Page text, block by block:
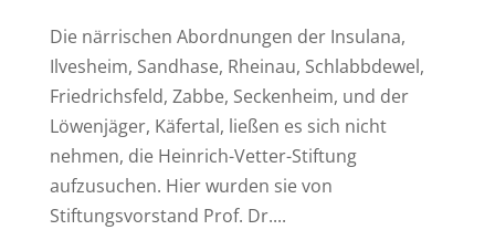
Die närrischen Abordnungen der Insulana,
Ilvesheim, Sandhase, Rheinau, Schlabbdewel,
Friedrichsfeld, Zabbe, Seckenheim, und der
Löwenjäger, Käfertal, ließen es sich nicht
nehmen, die Heinrich-Vetter-Stiftung
aufzusuchen. Hier wurden sie von
Stiftungsvorstand Prof. Dr....